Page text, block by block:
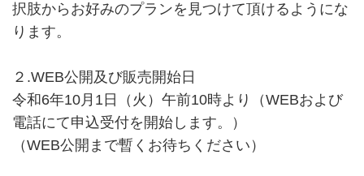
択肢からお好みのプランを見つけて頂けるようにな
ります。
２.WEB公開及び販売開始日
令和6年10月1日（火）午前10時より（WEBおよび
電話にて申込受付を開始します。）
（WEB公開まで暫くお待ちください）